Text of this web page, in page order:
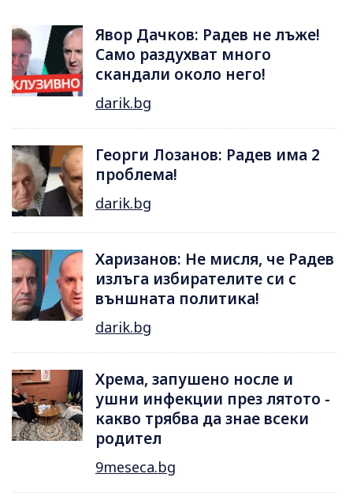
Явор Дачков: Радев не лъже!
Само раздухват много
скандали около него!
darik.bg
Георги Лозанов: Радев има 2
проблема!
darik.bg
Харизанов: Не мисля, че Радев
излъга избирателите си с
външната политика!
darik.bg
Хрема, запушено носле и
ушни инфекции през лятотo -
какво трябва да знае всеки
родител
9meseca.bg